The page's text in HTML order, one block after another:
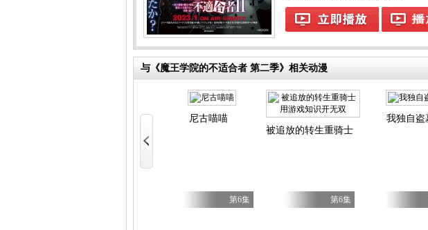
与《魔王学院的不适合者 第二季》相关动漫
尼古喵喵
第6集
被追放的转生重骑士用游戏知识开无双
第6集
我独自盗